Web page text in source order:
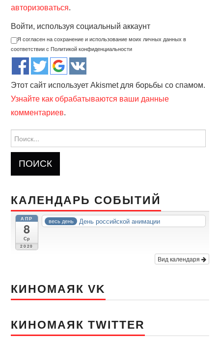
авторизоваться.
Войти, используя социальный аккаунт
Я согласен на сохранение и использование моих личных данных в
соответствии с Политикой конфиденциальности
Этот сайт использует Akismet для борьбы со спамом.
Узнайте как обрабатываются ваши данные
комментариев.
КАЛЕНДАРЬ СОБЫТИЙ
АПР
8
Ср
2020
весь день День российской анимации
Вид календаря
КИНОМАЯК VK
КИНОМАЯК TWITTER